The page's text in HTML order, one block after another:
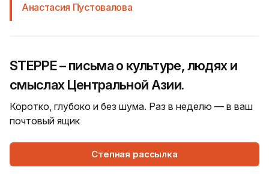
Анастасия Пустовалова
STEPPE – письма о культуре, людях и
смыслах Центральной Азии.
Коротко, глубоко и без шума. Раз в неделю — в ваш
почтовый ящик
Степная рассылка